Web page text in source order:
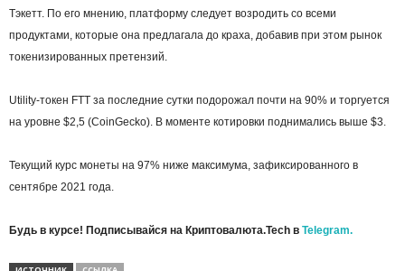
Тэкетт. По его мнению, платформу следует возродить со всеми
продуктами, которые она предлагала до краха, добавив при этом рынок
токенизированных претензий.
Utility-токен FTT за последние сутки подорожал почти на 90% и торгуется
на уровне $2,5 (CoinGecko). В моменте котировки поднимались выше $3.
Текущий курс монеты на 97% ниже максимума, зафиксированного в
сентябре 2021 года.
Будь в курсе! Подписывайся на Криптовалюта.Tech в Telegram.